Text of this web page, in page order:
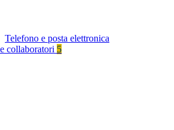
Telefono e posta elettronica
collaboratori 5